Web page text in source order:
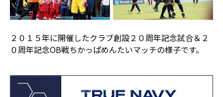
２０１５年に開催したクラブ創設２０周年記念試合＆２
０周年記念OB戦ちかっぱめんたいマッチの様子です。